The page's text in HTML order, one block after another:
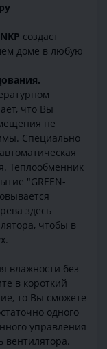
создаст
доме в любую
что Вы
не
Специально
Теплообменник
"GREEN-
здесь
чтобы в
влажности без
в короткий
то Вы сможете
одного
управления
вентилятора.